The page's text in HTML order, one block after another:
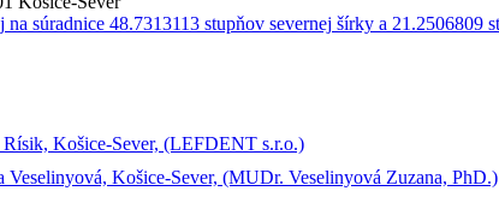
Košice-Sever, (LEFDENT s.r.o.)
Košice-Sever, (MUDr. Veselinyová Zuzana, PhD.)